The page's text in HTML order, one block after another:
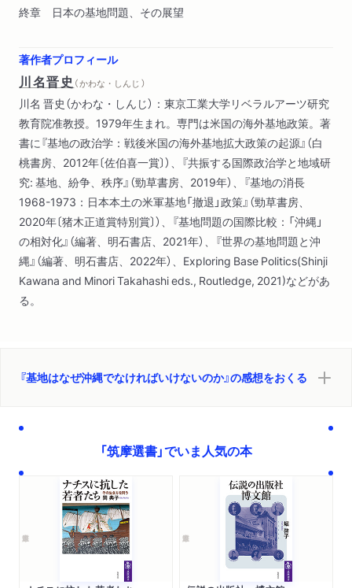
終章 日本の基地問題、その展望
著作者プロフィール
川名晋史 （ かわな・しんじ ）
川名 晋史（かわな・しんじ）：東京工業大学リベラルアーツ研究
教育院准教授。1979年生まれ。専門は米国の海外基地政策。著
書に『基地の政治学：戦後米国の海外基地拡大政策の起源』（白
桃書房、2012年〔佐伯喜一賞〕）、『共振する国際政治学と地域研
究: 基地、紛争、秩序』（勁草書房、2019年）、『基地の消長
1968-1973：日本本土の米軍基地「撤退」政策』（勁草書房、
2020年〔猪木正道賞特別賞〕）、『基地問題の国際比較：「沖縄」
の相対化』（編著、明石書店、2021年）、『世界の基地問題と沖
縄』（編著、明石書店、2022年）、Exploring Base Politics(Shinji
Kawana and Minori Takahashi eds., Routledge, 2021)などがあ
る。
『基地はなぜ沖縄でなければいけないのか』の感想をおくる
「筑摩選書」でいま人気の本